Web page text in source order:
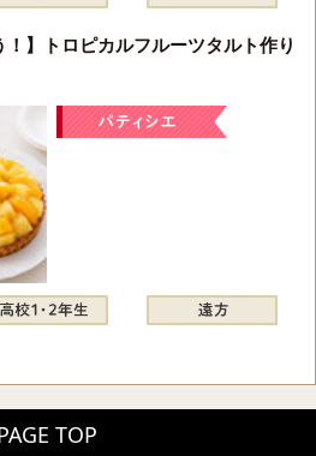
！】トロピカルフルーツタルト作り
TOP